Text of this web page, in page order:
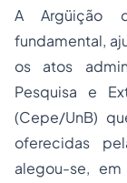
A Argüição
fundamental,
os atos
Pesquisa e
(Cepe/UnB)
oferecidas
alegou-se,